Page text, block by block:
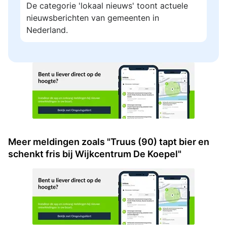
De categorie 'lokaal nieuws' toont actuele
nieuwsberichten van gemeenten in
Nederland.
Meer meldingen zoals "Truus (90) tapt bier en
schenkt fris bij Wijkcentrum De Koepel"